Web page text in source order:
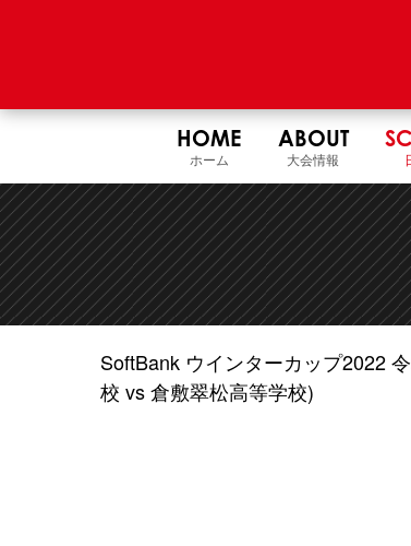
HOME
ホーム
ABOUT
大会情報
SoftBank ウインターカップ2022
校 vs 倉敷翠松高等学校)